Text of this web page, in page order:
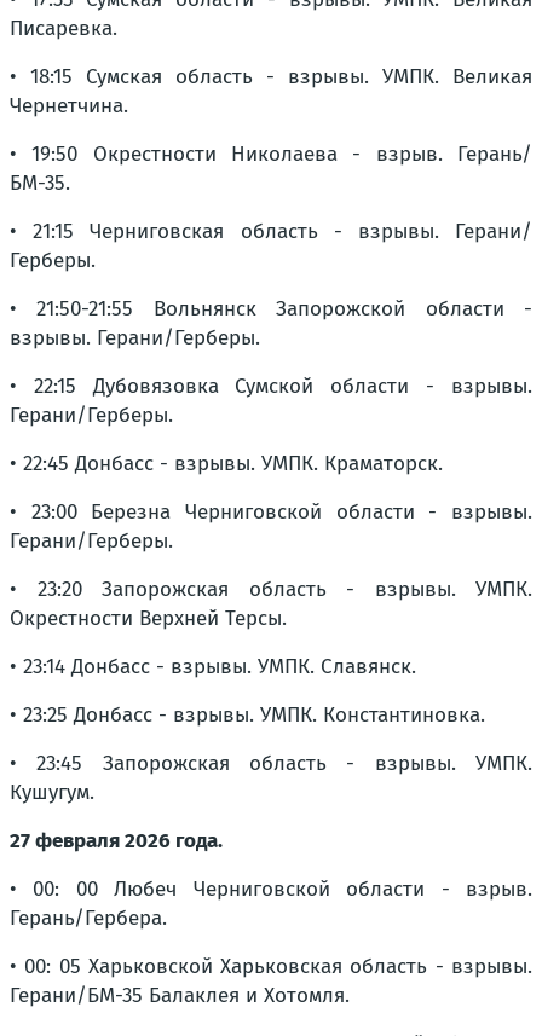
Писаревка.
• 18:15 Сумская область - взрывы. УМПК. Великая
Чернетчина.
• 19:50 Окрестности Николаева - взрыв. Герань/
БМ-35.
• 21:15 Черниговская область - взрывы. Герани/
Герберы.
• 21:50-21:55 Вольнянск Запорожской области -
взрывы. Герани/Герберы.
• 22:15 Дубовязовка Сумской области - взрывы.
Герани/Герберы.
• 22:45 Донбасс - взрывы. УМПК. Краматорск.
• 23:00 Березна Черниговской области - взрывы.
Герани/Герберы.
• 23:20 Запорожская область - взрывы. УМПК.
Окрестности Верхней Терсы.
• 23:14 Донбасс - взрывы. УМПК. Славянск.
• 23:25 Донбасс - взрывы. УМПК. Константиновка.
• 23:45 Запорожская область - взрывы. УМПК.
Кушугум.
27 февраля 2026 года.
• 00: 00 Любеч Черниговской области - взрыв.
Герань/Гербера.
• 00: 05 Харьковской Харьковская область - взрывы.
Герани/БМ-35 Балаклея и Хотомля.